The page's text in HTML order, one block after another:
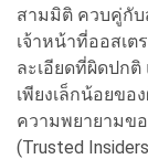
สามมิติ ควบคู่กั
เจ้าหน้าที่ออสเต
ละเอียดที่ผิดปกติ
เพียงเล็กน้อยขอ
ความพยายามข
(Trusted